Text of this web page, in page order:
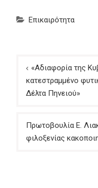
Επικαιρότητα
Πλοήγηση
άρθρων
«Αδιαφορία της
κατεστραμμένο
Δέλτα Πηνειού»
Πρωτοβουλία Ε.
φιλοξενίας